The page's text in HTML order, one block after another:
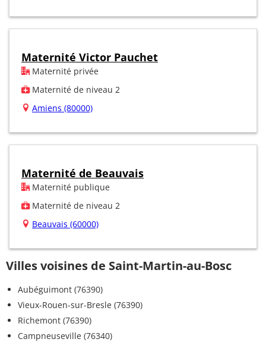
Maternité Victor Pauchet
Maternité privée
Maternité de niveau 2
Amiens (80000)
Maternité de Beauvais
Maternité publique
Maternité de niveau 2
Beauvais (60000)
Villes voisines de Saint-Martin-au-Bosc
Aubéguimont (76390)
Vieux-Rouen-sur-Bresle (76390)
Richemont (76390)
Campneuseville (76340)